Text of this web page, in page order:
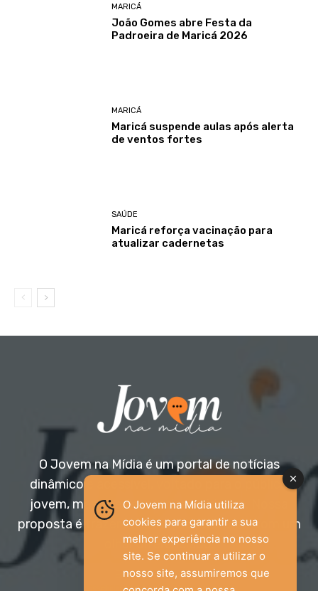
MARICÁ
João Gomes abre Festa da
Padroeira de Maricá 2026
MARICÁ
Maricá suspende aulas após alerta
de ventos fortes
SAÚDE
Maricá reforça vacinação para
atualizar cadernetas
O Jovem na Mídia é um portal de notícias
dinâmico e acessível, voltado para o público
jovem, mas aberto a todas as idades. Nossa
proposta é trazer informação relevante com um
olhar diferenciado.
Entre em contato:
jovemnamidia2017@gmail.com
O Jovem na Mídia utiliza
cookies para garantir a sua
melhor experiência no nosso
site. Se continuar a utilizar o
nosso site, assumiremos que